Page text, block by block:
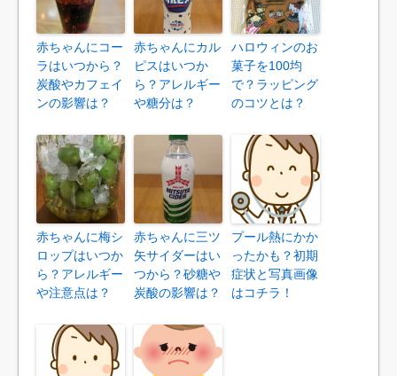
赤ちゃんにコー
ラはいつから？
炭酸やカフェイ
ンの影響は？
赤ちゃんにカル
ピスはいつか
ら？アレルギー
や糖分は？
ハロウィンのお
菓子を100均
で？ラッピング
のコツとは？
赤ちゃんに梅シ
ロップはいつか
ら？アレルギー
や注意点は？
赤ちゃんに三ツ
矢サイダーはい
つから？砂糖や
炭酸の影響は？
プール熱にかか
ったかも？初期
症状と写真画像
はコチラ！